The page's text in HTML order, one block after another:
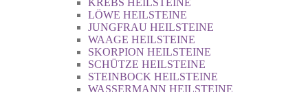
KREBS HEILSTEINE
LÖWE HEILSTEINE
JUNGFRAU HEILSTEINE
WAAGE HEILSTEINE
SKORPION HEILSTEINE
SCHÜTZE HEILSTEINE
STEINBOCK HEILSTEINE
WASSERMANN HEILSTEINE